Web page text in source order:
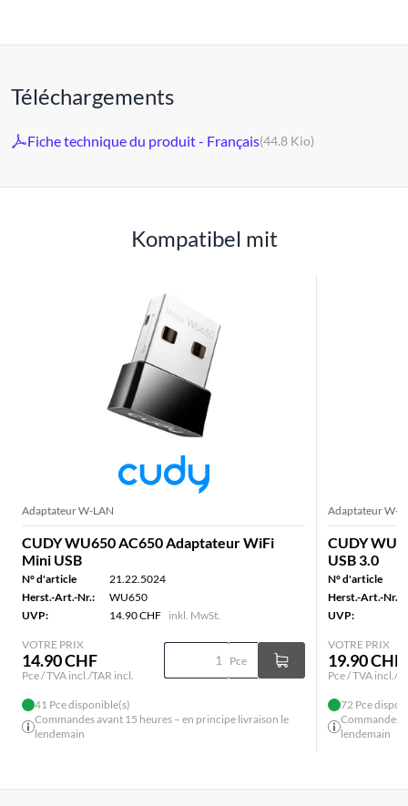
Téléchargements
Fiche technique du produit - Français(44.8 Kio)
Kompatibel mit
Adaptateur W-LAN
CUDY WU650 AC650 Adaptateur WiFi
Mini USB
N° d'article
21.22.5024
Herst.-Art.-Nr.:
WU650
UVP:
14.90 CHF inkl. MwSt.
VOTRE PRIX
14.90 CHF
Pce / TVA incl./TAR incl.
Pce
41 Pce disponible(s)
Commandes avant 15 heures – en principe livraison le
lendemain
Adaptateur W-
CUDY
USB 3.0
N° d'article
Herst.-Art.-Nr.:
UVP:
VOTRE PRIX
19.90 CHF
Pce / TVA incl./
72 Pce
Commandes
lendemain